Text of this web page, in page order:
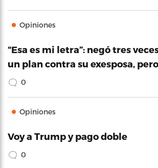
Opiniones
“Esa es mi letra”: negó tres
un plan contra su exesposa,
0
Opiniones
Voy a Trump y pago doble
0